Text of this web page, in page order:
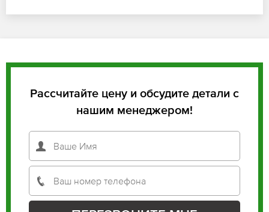
Рассчитайте цену и обсудите детали с
нашим менеджером!